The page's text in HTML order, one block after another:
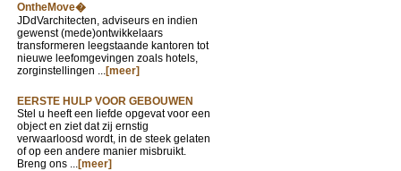
OntheMove�
JDdVarchitecten, adviseurs en indien
gewenst (mede)ontwikkelaars
transformeren leegstaande kantoren tot
nieuwe leefomgevingen zoals hotels,
zorginstellingen ...[meer]
EERSTE HULP VOOR GEBOUWEN
Stel u heeft een liefde opgevat voor een
object en ziet dat zij ernstig
verwaarloosd wordt, in de steek gelaten
of op een andere manier misbruikt.
Breng ons ...[meer]